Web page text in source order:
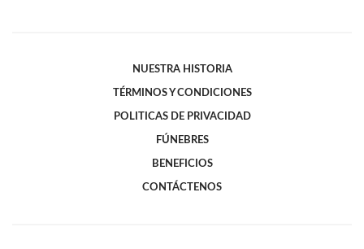
NUESTRA HISTORIA
TÉRMINOS Y CONDICIONES
POLITICAS DE PRIVACIDAD
FÚNEBRES
BENEFICIOS
CONTÁCTENOS